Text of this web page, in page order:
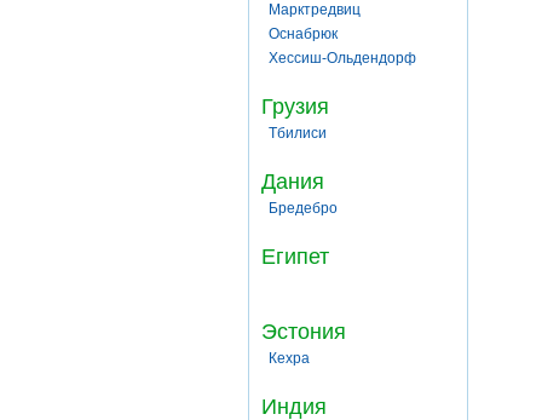
Марктредвиц
Оснабрюк
Хессиш-Ольдендорф
Грузия
Тбилиси
Дания
Бредебро
Египет
Эстония
Кехра
Индия